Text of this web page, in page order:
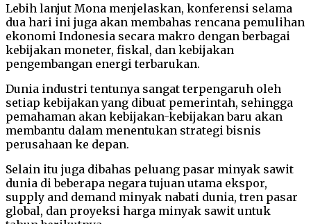
Lebih lanjut Mona menjelaskan, konferensi selama
dua hari ini juga akan membahas rencana pemulihan
ekonomi Indonesia secara makro dengan berbagai
kebijakan moneter, fiskal, dan kebijakan
pengembangan energi terbarukan.
Dunia industri tentunya sangat terpengaruh oleh
setiap kebijakan yang dibuat pemerintah, sehingga
pemahaman akan kebijakan-kebijakan baru akan
membantu dalam menentukan strategi bisnis
perusahaan ke depan.
Selain itu juga dibahas peluang pasar minyak sawit
dunia di beberapa negara tujuan utama ekspor,
supply and demand minyak nabati dunia, tren pasar
global, dan proyeksi harga minyak sawit untuk